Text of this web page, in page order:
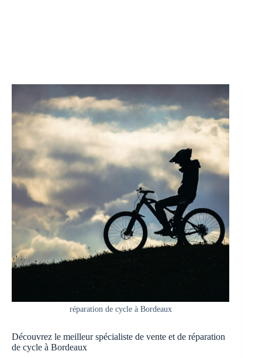
réparation de cycle à Bordeaux
Découvrez le meilleur spécialiste de vente et de réparation
de cycle à Bordeaux